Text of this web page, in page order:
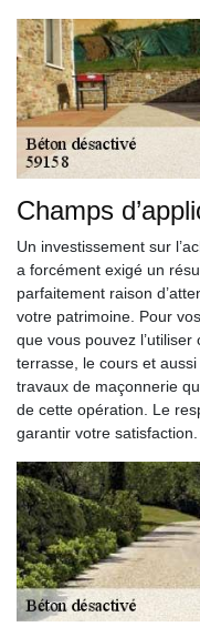
Champs
Un investissement sur
a forcément exigé un
parfaitement raison
votre patrimoine. Pour
que vous pouvez
terrasse, le cours et
travaux de maçonnerie
de cette opération. Le
garantir votre satisfaction.